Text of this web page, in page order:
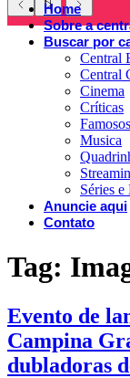
Home
Sobre a
Buscar por
Central
Central
Cinema
Críticas
Famosos
Musica
Séries
Anuncie aqui
Contato
Tag:
Evento de
Campina
dubladoras